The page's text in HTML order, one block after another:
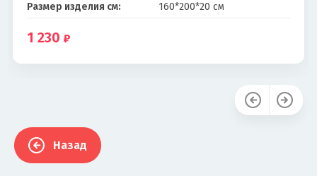
Размер изделия см: 160*200*20 см
1 230
Назад